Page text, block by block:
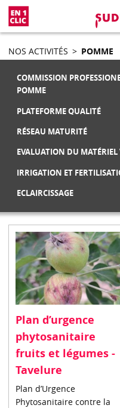
NOS ACTIVITÉS > POMME
COMMISSION
POMME
PLATEFORME QUALITÉ
RÉSEAU MATURITÉ
EVALUATION DU MATÉRIEL
IRRIGATION ET
ECLAIRCISSAGE
Plan d’urgence
phytosanitaire
fruits et légumes -
Tavelure
Plan d’Urgence
Phytosanitaire contre la